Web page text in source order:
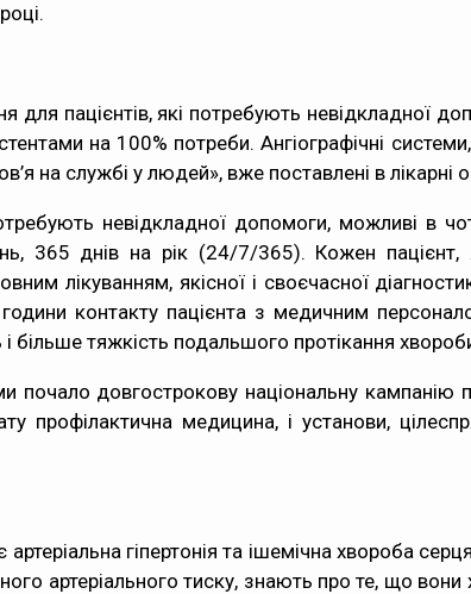
пацієнтів, які потребують невідкладної
на 100% потреби. Ангіографічні
на службі у людей», вже поставлені в лікарні
невідкладної допомоги, можливі в
365 днів на рік (24/7/365). Кожен пацієнт,
лікуванням, якісної і своєчасної
контакту пацієнта з медичним
тяжкість подальшого протікання
довгострокову національну кампанію
профілактична медицина, і установи,
гіпертонія та ішемічна хвороба
артеріального тиску, знають про те, що вони